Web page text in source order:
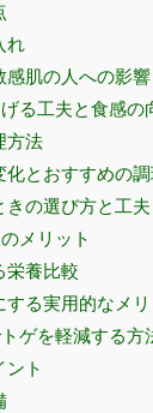
れ
感肌の人への影響
る工夫と食感の
方法
化とおすすめの
きの選び方と工夫
メリット
栄養比較
る実用的なメリ
ゲを軽減する方
ント